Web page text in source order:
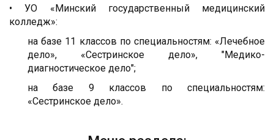
• УО «Минский государственный медицинский
колледж»:
на базе 11 классов по специальностям: «Лечебное
дело», «Сестринское дело», "Медико-
диагностическое дело";
на базе 9 классов по специальностям:
«Сестринское дело».